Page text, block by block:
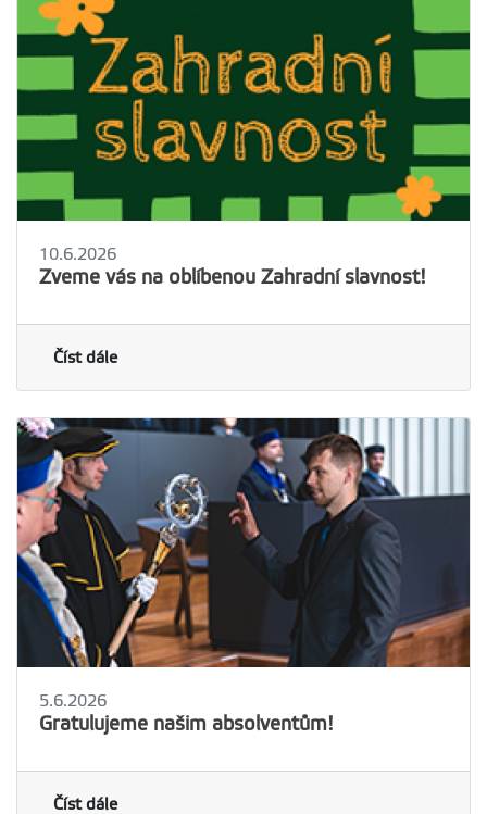
10.6.2026
Zveme vás na oblíbenou Zahradní slavnost!
Číst dále
5.6.2026
Gratulujeme našim absolventům!
Číst dále